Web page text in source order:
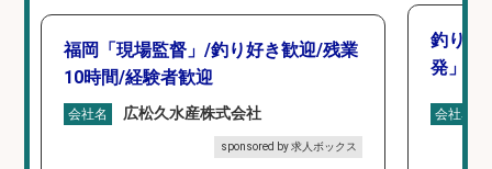
福岡「現場監督」/釣り好き歓迎/残業
10時間/経験者歓迎
会社名 広松久水産株式会社
sponsored by 求人ボックス
釣り好
発」/
会社名